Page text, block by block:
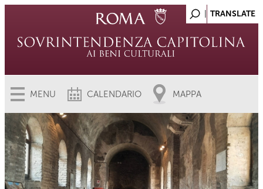
MENU CALENDARIO MAPPA